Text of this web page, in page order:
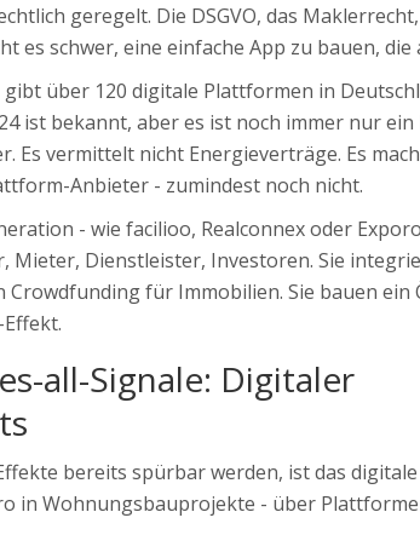
geregelt. Die DSGVO, das
es schwer, eine einfache App zu bauen, die
über 120 digitale Plattformen in
ist bekannt, aber es ist noch immer nur ein
Es vermittelt nicht Energieverträge. Es
Anbieter - zumindest noch nicht.
- wie facilioo, Realconnex oder
Mieter, Dienstleister, Investoren. Sie
für Immobilien. Sie bauen ein
all-Signale: Digitaler
bereits spürbar werden, ist das
in Wohnungsbauprojekte - über